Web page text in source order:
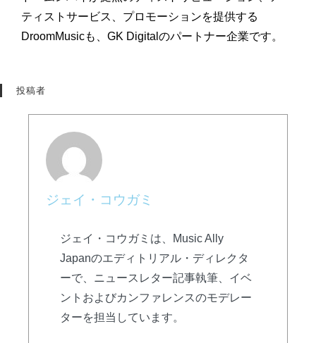
ティストサービス、プロモーションを提供する
DroomMusicも、GK Digitalのパートナー企業です。
投稿者
ジェイ・コウガミ
ジェイ・コウガミは、Music Ally
Japanのエディトリアル・ディレクタ
ーで、ニュースレター記事執筆、イベ
ントおよびカンファレンスのモデレー
ターを担当しています。